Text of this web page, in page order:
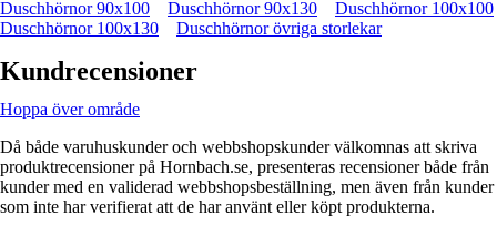
Duschhörnor 90x100
Duschhörnor 90x130
Duschhörnor 100x100
Duschhörnor 100x130
Duschhörnor övriga storlekar
Kundrecensioner
Hoppa över område
Då både varuhuskunder och webbshopskunder välkomnas att skriva
produktrecensioner på Hornbach.se, presenteras recensioner både från
kunder med en validerad webbshopsbeställning, men även från kunder
som inte har verifierat att de har använt eller köpt produkterna.